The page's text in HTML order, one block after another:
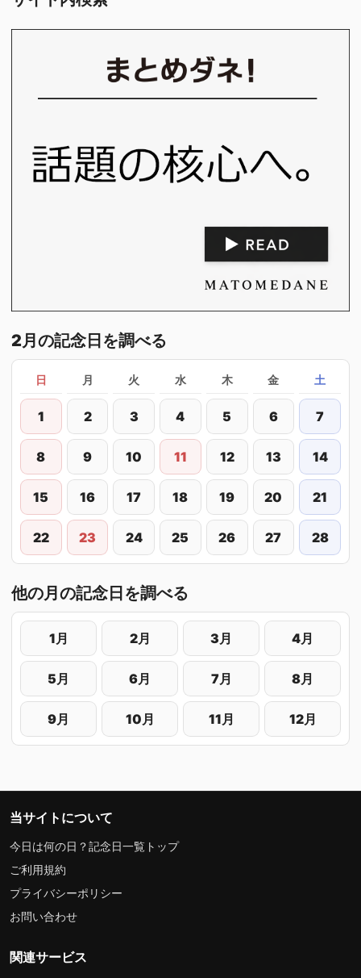
2月の記念日を調べる
日 月 火 水 木 金 土
1 2 3 4 5 6 7
8 9 10 11 12 13 14
15 16 17 18 19 20 21
22 23 24 25 26 27 28
他の月の記念日を調べる
1月 2月 3月 4月
5月 6月 7月 8月
9月 10月 11月 12月
当サイトについて
今日は何の日？記念日一覧トップ
ご利用規約
プライバシーポリシー
お問い合わせ
関連サービス